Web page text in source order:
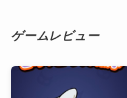
ゲームレビュー